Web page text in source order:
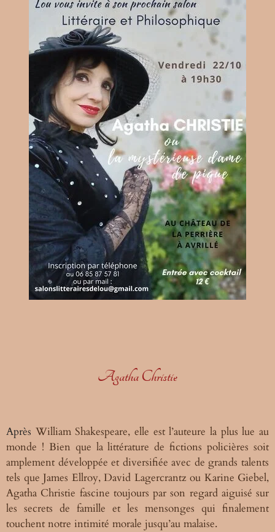
Agatha Christie
Après William Shakespeare, elle est l’auteurela plus lue au
monde ! Bien que la littérature de fictions policières soit
amplement développée et diversifiée avec de grands talents
tels que James Ellroy, David Lagercrantzou Karine Giebel,
Agatha Christie fascine toujours par son regard aiguisé sur
les secrets de famille et les mensonges qui finalement
touchent notre intimité morale jusqu’au malaise.